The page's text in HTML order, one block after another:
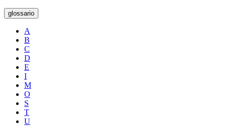
glossario
A
B
C
D
E
I
M
O
S
T
U